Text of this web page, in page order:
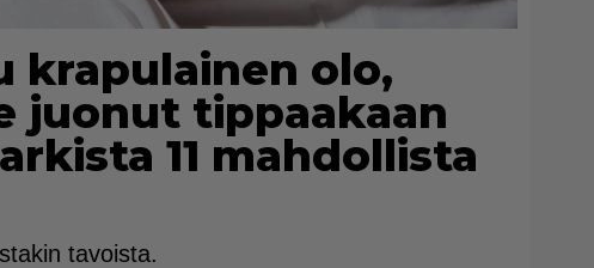
krapulainen olo,
juonut tippaakaan
11 mahdollista
tavoista.